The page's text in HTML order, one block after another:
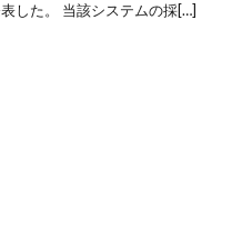
した。 当該システムの採[…]